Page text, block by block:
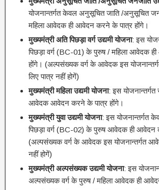
योजनान्तर्गत केवल अनुसूचित जाति /अनुसूचित
महिला आवेदक ही आवेदन करने के पात्र होंगे।
मुख्यमंत्री अति पिछड़ा वर्ग उद्यमी योजना: इस
पिछड़ा वर्ग (BC-01) के पुरुष / महिला आवेदक
होंगे। (अल्पसंख्यक वर्ग के आवेदक इस
लिए पात्र नहीं होगें)
मुख्यमंत्री महिला उद्यमी योजना: इस योजनान्तर्गत
आवेदक आवेदन करने के पात्र होंगे।
मुख्यमंत्री युवा उद्यमी योजना: इस योजनान्तर्गत
पिछड़ा वर्ग (BC-02) के पुरुष आवेदक ही आवेदन
(अल्पसंख्यक वर्ग के आवेदक इस योजनान्तर्गत
नहीं होगें)
मुख्यमंत्री अल्पसंख्यक उद्यमी योजना: इस
अल्पसंख्यक वर्ग के पुरुष / महिला आवेदक ही